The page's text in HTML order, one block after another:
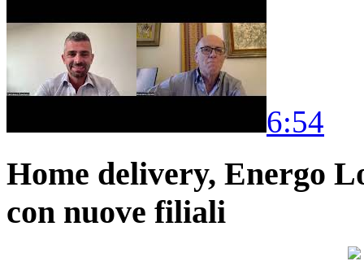
6:54
Home delivery, Energo
con nuove filiali